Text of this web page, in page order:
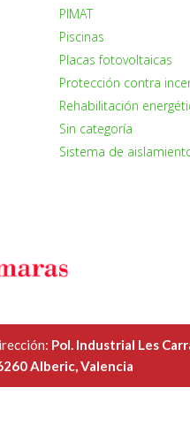
PIMAT
Piscinas
Placas fotovoltaicas
Protección contra
Rehabilitación
Sin categoría
Sistema de
Pol. Industrial Les
Alberic, Valencia